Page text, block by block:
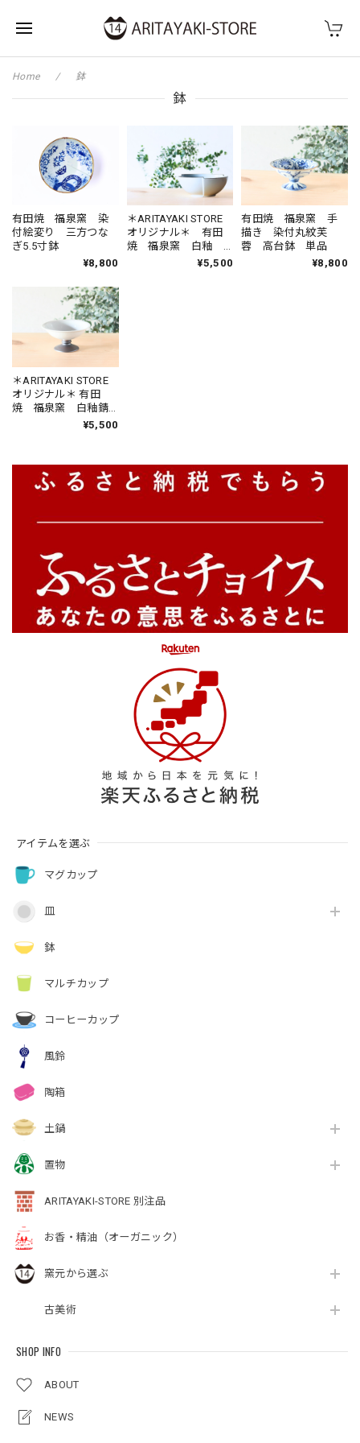
アイテムを選ぶ
マグカップ
皿
鉢
マルチカップ
コーヒーカップ
風鈴
陶箱
土鍋
置物
ARITAYAKI-STORE 別注品
お香・精油（オーガニック）
窯元から選ぶ
古美術
SHOP INFO
ABOUT
NEWS
Home 鉢
鉢
有田焼 福泉窯 染
付絵変り 三方つな
ぎ5.5寸鉢
¥8,800
＊ARITAYAKI STORE
オリジナル＊ 有田
焼 福泉窯 白釉
三方つなぎ5.5寸鉢
¥5,500
有田焼 福泉窯 手
描き 染付丸紋芙
蓉 高台鉢 単品
¥8,800
＊ARITAYAKI STORE
オリジナル＊ 有田
焼 福泉窯 白釉錆
高台鉢 Type:SABI
¥5,500